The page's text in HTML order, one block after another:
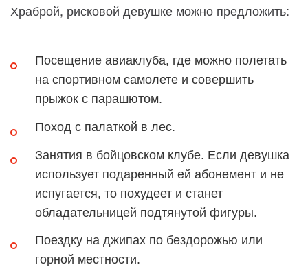
Храброй, рисковой девушке можно предложить:
Посещение авиаклуба, где можно полетать
на спортивном самолете и совершить
прыжок с парашютом.
Поход с палаткой в лес.
Занятия в бойцовском клубе. Если девушка
использует подаренный ей абонемент и не
испугается, то похудеет и станет
обладательницей подтянутой фигуры.
Поездку на джипах по бездорожью или
горной местности.